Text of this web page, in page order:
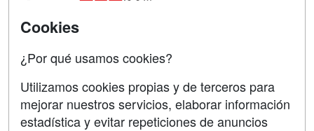
Contactar
Copyleft
Cookies
¿Por qué usamos cookies?
Utilizamos cookies propias y de terceros para
mejorar nuestros servicios, elaborar información
estadística y evitar repeticiones de anuncios